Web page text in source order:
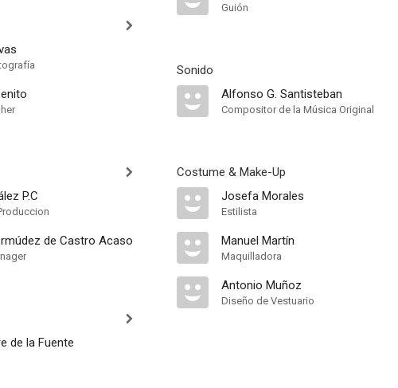
P.C
de Castro Acaso
de la Fuente
Guión
Sonido
Alfonso G. Santisteban
Compositor de la Música Original
Costume & Make-Up
Josefa Morales
Estilista
Manuel Martín
Maquilladora
Antonio Muñoz
Diseño de Vestuario